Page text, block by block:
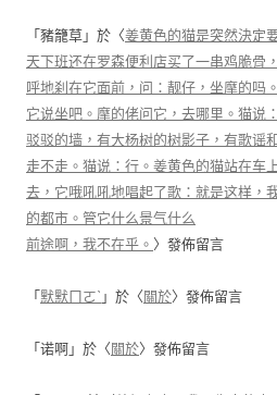
「 豬籠草 」於〈姜黄色的猫是突然決定
天下班还在罗森便利店买了一串鸡脆骨
呼地刹在它面前，问：靓仔，坐摩的吗
它说坐吧。摩的佬问它，去哪里。猫说
驳驳的墙，有大杨树的树影子，有歌谣
走不走。猫说：行。姜黄色的猫站在车
去，它哦吼吼地唱起了歌：就是这样，
的都市。管它什么景气什么
前途啊，我不在乎。 〉發佈留言
「 默默ㄇㄛˋ 」於〈 關於〉發佈留言
「 诺啊 」於〈 關於〉發佈留言